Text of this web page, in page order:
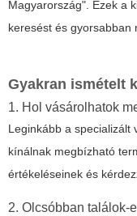
Magyarország". Ezek a
keresést és gyorsabban
Gyakran ismételt
1. Hol vásárolhatok
Leginkább a specializált
kínálnak megbízható
értékeléseinek és
2. Olcsóbban találok-